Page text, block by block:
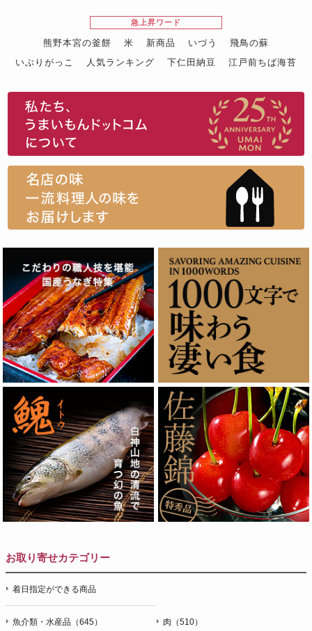
急上昇ワード
熊野本宮の釜餅 米 新商品 いづう
飛鳥の蘇
いぶりがっこ
人気ランキング 下仁田納豆
江戸前ちば海苔
お取り寄せカテゴリー
着日指定ができる商品
魚介類・水産品（645） 肉（510）